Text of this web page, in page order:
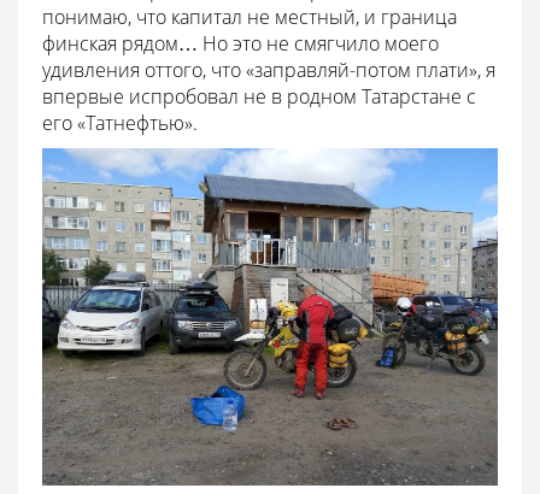
понимаю, что капитал не местный, и граница
финская рядом… Но это не смягчило моего
удивления оттого, что «заправляй-потом плати», я
впервые испробовал не в родном Татарстане с
его «Татнефтью».